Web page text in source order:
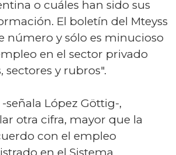
o cuáles han sido sus
El boletín del Mteyss
número y sólo es minucioso
en el sector privado
sectores y rubros".
-señala López Göttig-,
otra cifra, mayor que la
con el empleo